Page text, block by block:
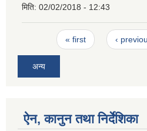
मिति: 02/02/2018 - 12:43
Pages« first ‹
अन्य
ऐन, कानुन तथा निर्देशिका